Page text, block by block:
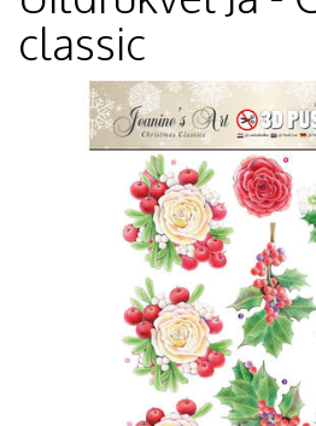
classic